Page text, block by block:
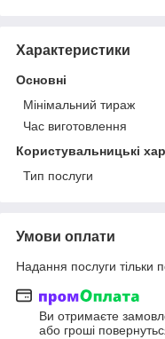
Характеристики
Основні
Мінімальний тираж
Час виготовлення
Користувальницькі
Тип послуги
Умови оплати
Надання послуги тільки
Ви отримаєте
або гроші